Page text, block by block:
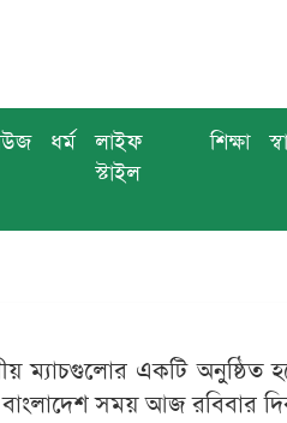
ধর্ম
লাইফ
স্টাইল
শিক্ষা
একটি অনুষ্ঠিত
সময় আজ রবিবার